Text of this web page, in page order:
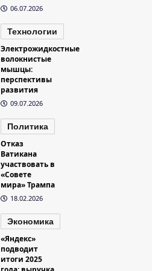
06.07.2026
Технологии
Электрожидкостные
волокнистые
мышцы:
перспективы
развития
09.07.2026
Политика
Отказ
Ватикана
участвовать в
«Совете
мира» Трампа
18.02.2026
Экономика
«Яндекс»
подводит
итоги 2025